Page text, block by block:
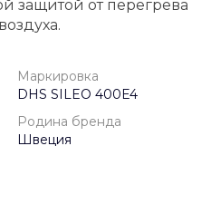
защитой от перегрева
Маркировка
DHS SILEO 400E4
Родина бренда
Швеция